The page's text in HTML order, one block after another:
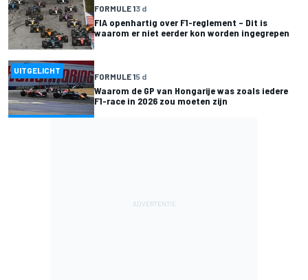
FORMULE 13 d
FIA openhartig over F1-reglement – Dit is
waarom er niet eerder kon worden ingegrepen
UITGELICHT
FORMULE 15 d
Waarom de GP van Hongarije was zoals iedere
F1-race in 2026 zou moeten zijn